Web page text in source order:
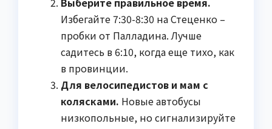
Избегайте 7:30-8:30 на Стеценко –
пробки от Палладина. Лучше
садитесь в 6:10, когда еще тихо, как
в провинции.
Для велосипедистов и мам с
колясками. Новые автобусы
низкопольные, но сигнализируйте